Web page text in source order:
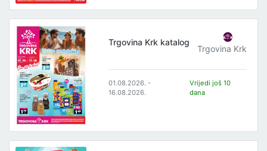
Trgovina Krk katalog
Trgovina Krk
01.08.2026. -
16.08.2026.
Vrijedi još 10
dana